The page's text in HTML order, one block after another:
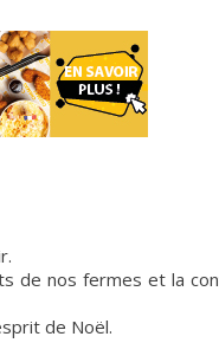
de nos fermes et la
de Noël.